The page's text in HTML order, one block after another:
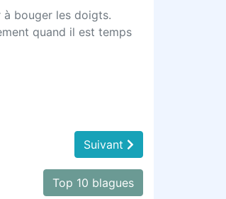
bouger les doigts.
quand il est temps
Suivant
Top 10 blagues